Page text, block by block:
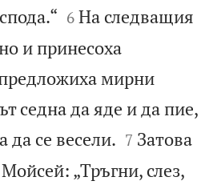


6 На следващия
и принесоха
мирни
седна да яде и да пие,
да се весели. 

7 Затова
„Тръгни, слез,